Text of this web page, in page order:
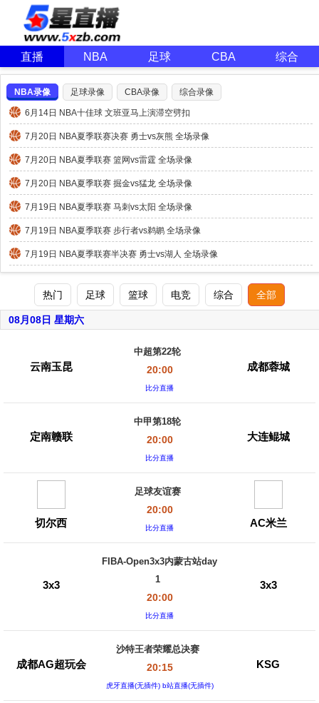
直播 NBA 足球 CBA 综合
NBA录像 足球录像 CBA录像 综合录像
6月14日 NBA十佳球 文班亚马上演滞空劈扣
7月20日 NBA夏季联赛决赛 勇士vs灰熊 全场录像
7月20日 NBA夏季联赛 篮网vs雷霆 全场录像
7月20日 NBA夏季联赛 掘金vs猛龙 全场录像
7月19日 NBA夏季联赛 马刺vs太阳 全场录像
7月19日 NBA夏季联赛 步行者vs鹈鹕 全场录像
7月19日 NBA夏季联赛半决赛 勇士vs湖人 全场录像
热门 足球 篮球 电竞 综合 全部
08月08日 星期六
云南玉昆
中超第22轮
20:00
比分直播
成都蓉城
定南赣联
中甲第18轮
20:00
比分直播
大连鲲城
切尔西
足球友谊赛
20:00
比分直播 AC米兰
3x3
FIBA-Open3x3内蒙古站day
1
20:00
比分直播
3x3
成都AG超玩会
沙特王者荣耀总决赛
20:15
虎牙直播(无插件) b站直播(无插件)
KSG